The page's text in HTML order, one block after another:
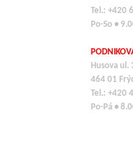
Tel.: +420
Po-So •
Husova ul.
464 01
Tel.: +420
Po-Pá •